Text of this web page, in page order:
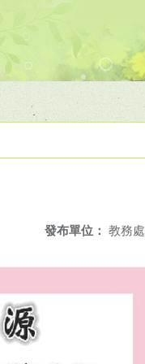
發布單位： 教務處